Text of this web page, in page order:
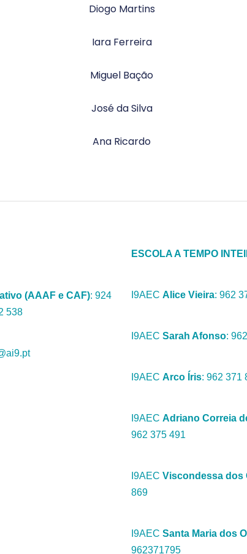
Diogo Martins
Iara Ferreira
Miguel Bação
José da Silva
Ana Ricardo
(AAAF e CAF): 924
538‬
ESCOLA A TEMPO
I9AEC Alice Vieira: 962
I9AEC Sarah Afonso:
I9AEC Arco Íris: 962 371
I9AEC Adriano Correia
962 375 491
I9AEC Viscondessa dos
869
I9AEC Santa Maria dos
962371795